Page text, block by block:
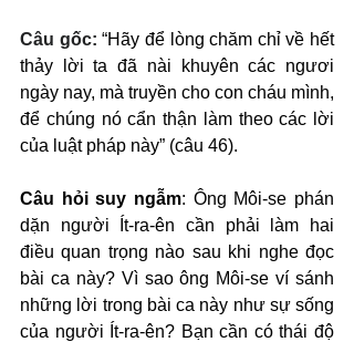
Câu gốc: “Hãy để lòng chăm chỉ về hết
thảy lời ta đã nài khuyên các ngươi
ngày nay, mà truyền cho con cháu mình,
để chúng nó cẩn thận làm theo các lời
của luật pháp này” (câu 46).
Câu hỏi suy ngẫm: Ông Môi-se phán
dặn người Ít-ra-ên cần phải làm hai
điều quan trọng nào sau khi nghe đọc
bài ca này? Vì sao ông Môi-se ví sánh
những lời trong bài ca này như sự sống
của người Ít-ra-ên? Bạn cần có thái độ